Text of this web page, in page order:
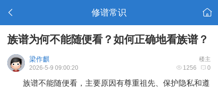
修谱常识
族谱为何不能随便看？如何正确地看族谱？
楼主
梁作麒
1256 0
2026-5-9 09:00:20
族谱不能随便看，主要原因有尊重祖先、保护隐私和遵